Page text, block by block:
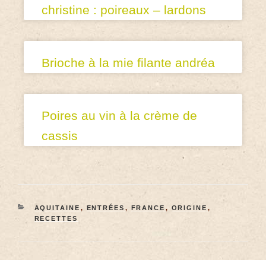
christine : poireaux – lardons
Brioche à la mie filante andréa
Poires au vin à la crème de
cassis
AQUITAINE , ENTRÉES , FRANCE , ORIGINE ,
RECETTES